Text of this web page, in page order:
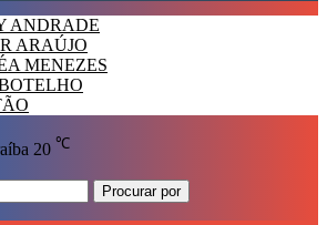
ANDRADE
ARAÚJO
MENEZES
20 ℃
Procurar por